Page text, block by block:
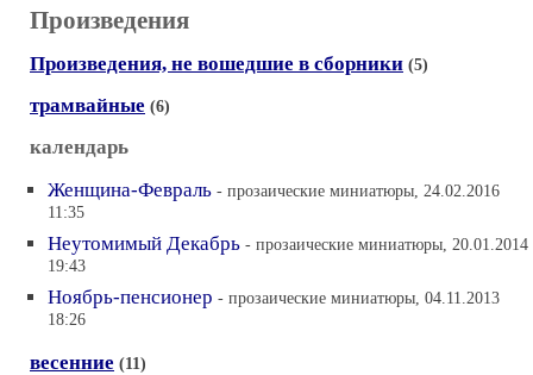
Произведения
Произведения, не вошедшие в сборники (5)
трамвайные (6)
календарь
Женщина-Февраль - прозаические миниатюры, 24.02.2016
11:35
Неутомимый Декабрь - прозаические миниатюры, 20.01.2014
19:43
Ноябрь-пенсионер - прозаические миниатюры, 04.11.2013
18:26
весенние (11)